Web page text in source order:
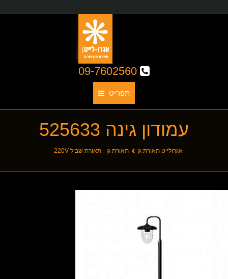
תפריט
תאורת גן
אודותינו
תאורת חוץ
תאורת רחובות
עמודון גינה 525633
אגרולייט תאורת גן תאורת גן - תאורת שביל 220V